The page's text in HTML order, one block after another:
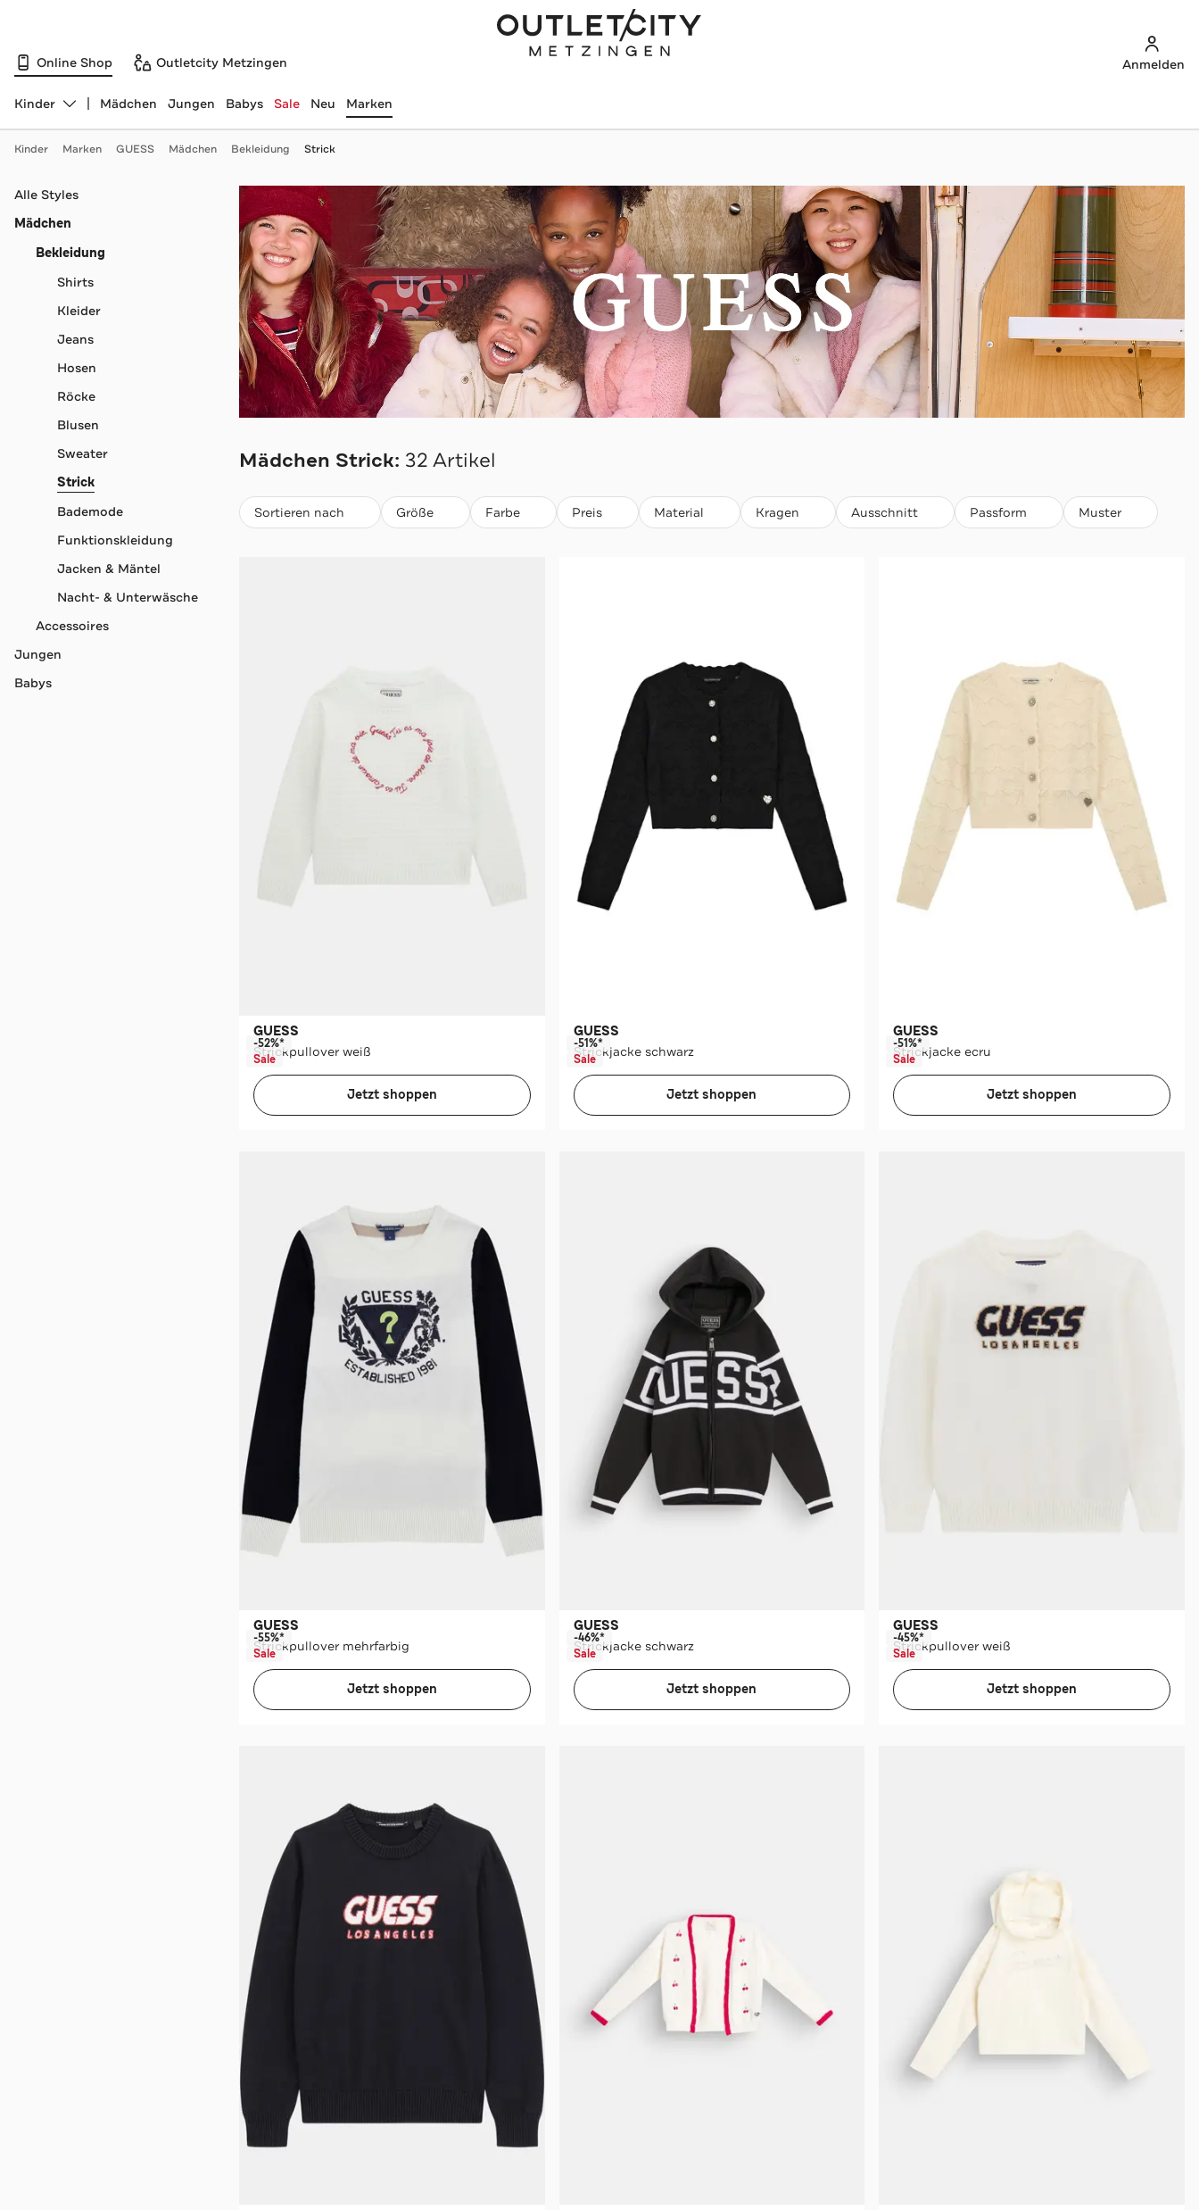
Online Shop Outletcity Metzingen Anmelden
Abteilung ändern, ausgewählt:
Kinder Mädchen Jungen Babys Sale Neu Marken
Kinder Marken GUESS Mädchen Bekleidung Strick
Mädchen Strick: 32 Artikel
Navigation überspringen
Alle Styles
Mädchen
Bekleidung
Shirts
Kleider
Jeans
Hosen
Röcke
Blusen
Sweater
Strick
Bademode
Funktionskleidung
Jacken & Mäntel
Nacht- & Unterwäsche
Accessoires
Jungen
Babys
Sortieren nach
Beliebteste Größe Farbe Preis Material Kragen Ausschnitt Passform Muster
GUESS
Strickpullover weiß
-52%*
Sale
Jetzt shoppen
GUESS
Strickjacke schwarz
-51%*
Sale
Jetzt shoppen
GUESS
Strickjacke ecru
-51%*
Sale
Jetzt shoppen
GUESS
Strickpullover mehrfarbig
-55%*
Sale
Jetzt shoppen
GUESS
Strickjacke schwarz
-46%*
Sale
Jetzt shoppen
GUESS
Strickpullover weiß
-45%*
Sale
Jetzt shoppen